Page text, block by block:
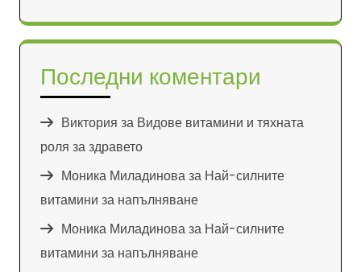
Последни коментари
Виктория за Видове витамини и тяхната
роля за здравето
Моника Миладиноваза Най-силните
витамини за напълняване
Моника Миладиноваза Най-силните
витамини за напълняване